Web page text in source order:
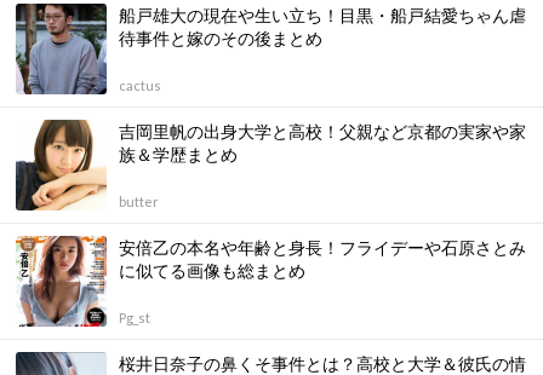
船戸雄大の現在や生い立ち！目黒・船戸結愛ちゃん虐
待事件と嫁のその後まとめ
cactus
吉岡里帆の出身大学と高校！父親など京都の実家や家
族＆学歴まとめ
butter
安倍乙の本名や年齢と身長！フライデーや石原さとみ
に似てる画像も総まとめ
Pg_st
桜井日奈子の鼻くそ事件とは？高校と大学＆彼氏の情